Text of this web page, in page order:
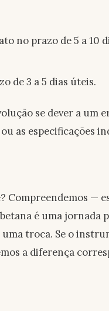
no prazo de 5 a 10
de 3 a 5 dias úteis.
se dever a um
as especificações
Compreendemos —
é uma jornada
troca. Se o
a diferença